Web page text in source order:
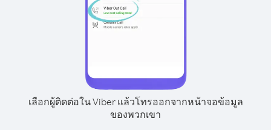
เลือกผู้ติดต่อใน Viber แล้วโทรออกจากหน้าจอข้อมูล
ของพวกเขา